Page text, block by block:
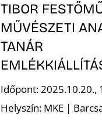
TIBOR
MŰVÉSZETI
TANÁR
Időpont: 2025.10.20.,
Helyszín: MKE |